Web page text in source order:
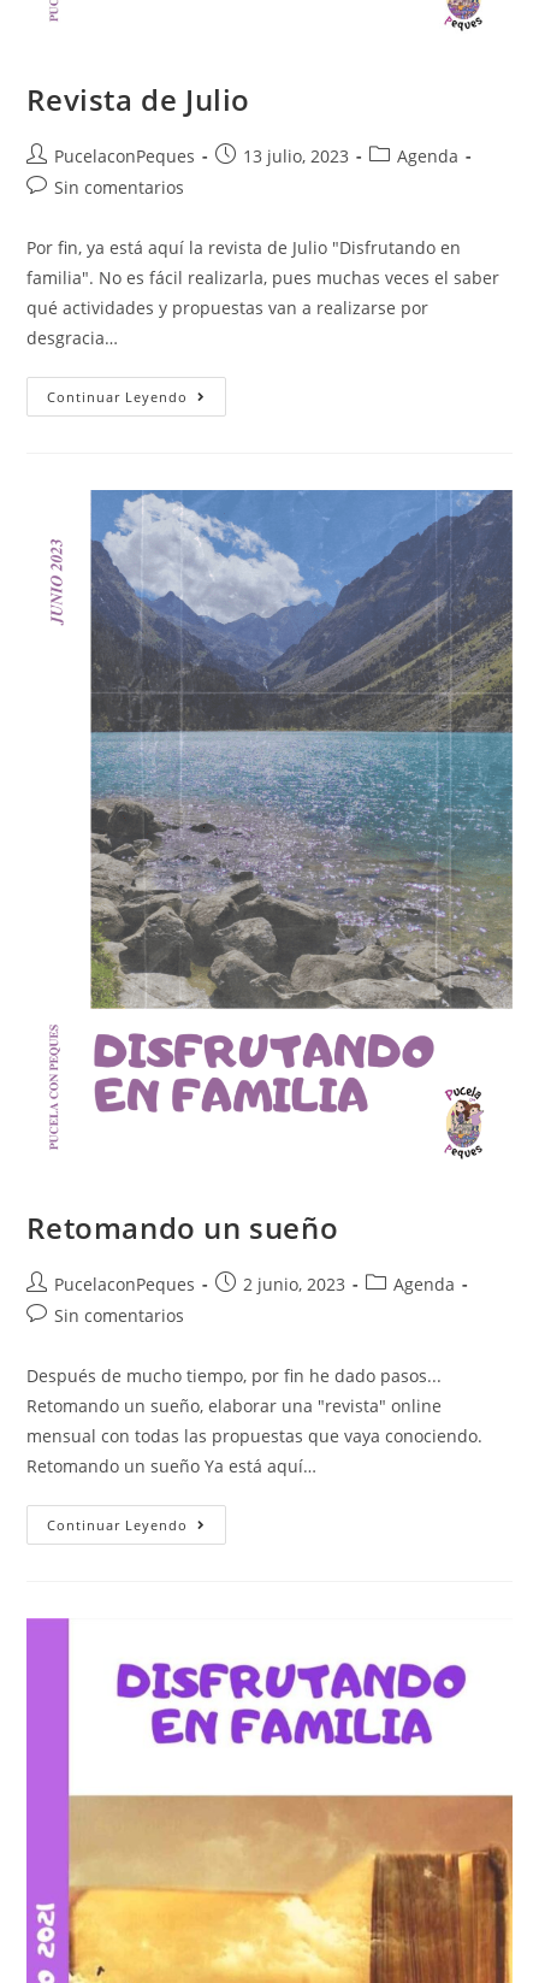
Revista de Julio
PucelaconPeques 13 julio, 2023
Agenda
Sin comentarios
Por fin, ya está aquí la revista de Julio "Disfrutando en
familia". No es fácil realizarla, pues muchas veces el saber
qué actividades y propuestas van a realizarse por
desgracia…
Continuar Leyendo
Retomando un sueño
PucelaconPeques 2 junio, 2023
Agenda
Sin comentarios
Después de mucho tiempo, por fin he dado pasos...
Retomando un sueño, elaborar una "revista" online
mensual con todas las propuestas que vaya conociendo.
Retomando un sueño Ya está aquí…
Continuar Leyendo